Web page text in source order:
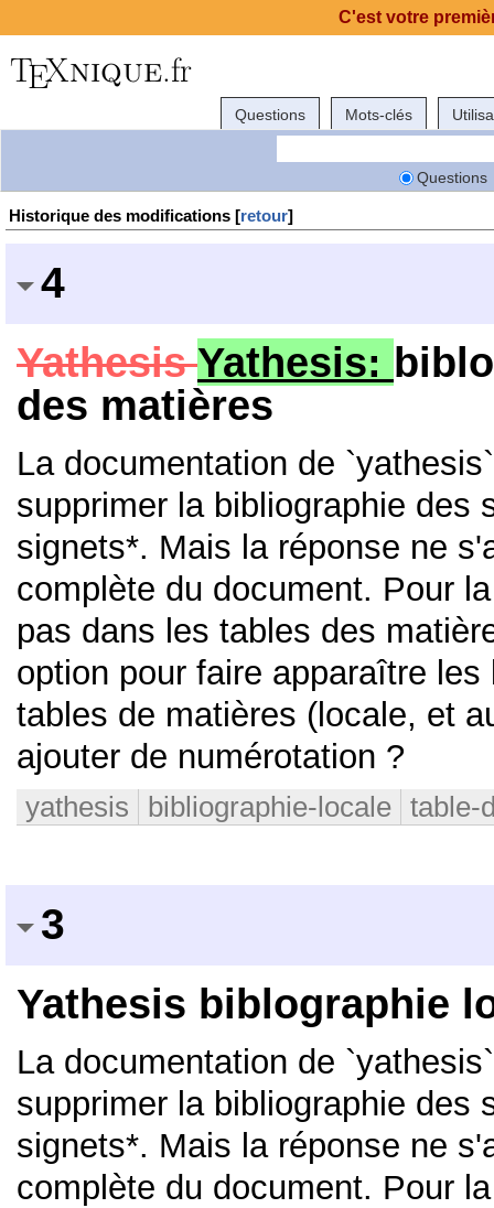
Questions Mots-clés
Questions
Historique des modifications [retour]
4
YathesisYathesis:
des matières
La documentation de
supprimer la bibliographie des
signets*. Mais la réponse ne
complète du document. Pour
pas dans les tables des
option pour faire apparaître
tables de matières (locale, et
ajouter de numérotation ?
yathesis bibliographie-locale table-
3
Yathesis biblographie
La documentation de
supprimer la bibliographie des
signets*. Mais la réponse ne
complète du document. Pour
C'est votre